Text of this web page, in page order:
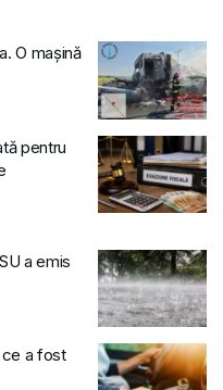
O mașină
pentru
a emis
ce a fost